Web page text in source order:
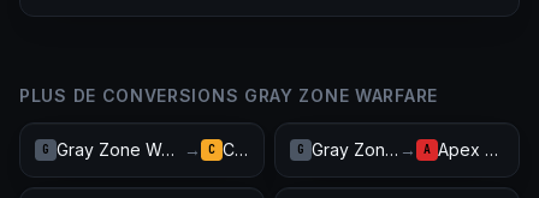
PLUS DE CONVERSIONS GRAY ZONE WARFARE
G Gray Zone Warfare → C CS2 G Gray Zone Warfare → A Apex Legends